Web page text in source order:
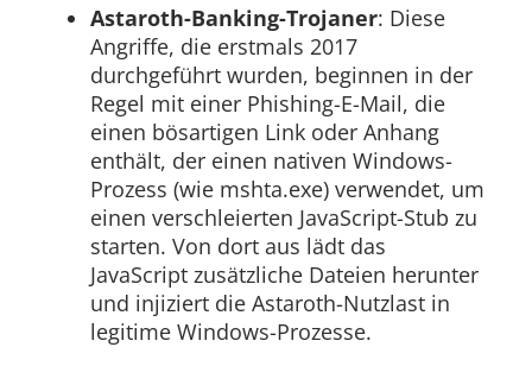
Astaroth-Banking-Trojaner: Diese
Angriffe, die erstmals 2017
durchgeführt wurden, beginnen in der
Regel mit einer Phishing-E-Mail, die
einen bösartigen Link oder Anhang
enthält, der einen nativen Windows-
Prozess (wie mshta.exe) verwendet, um
einen verschleierten JavaScript-Stub zu
starten. Von dort aus lädt das
JavaScript zusätzliche Dateien herunter
und injiziert die Astaroth-Nutzlast in
legitime Windows-Prozesse.